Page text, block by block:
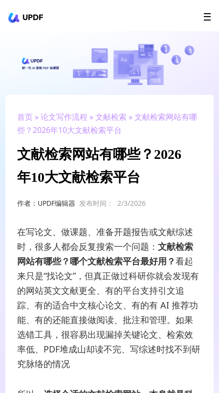
UPDF
AI Agents
政企采购
升级会员
首页 »论文写作流程 »文献检索 » 文献检索网站有哪
些？2026年10大文献检索平台
文献检索网站有哪些？2026
年10大文献检索平台
作者：UPDF编辑器 发布时间： 2/3/2026
在写论文、做课题、准备开题报告或文献综述
时，很多人都会反复搜索一个问题：文献检索
网站有哪些？哪个文献检索平台最好用？看起
来只是“找论文”，但真正做过科研你就会发现有
的网站英文文献更全、有的平台支持引文追
踪、有的适合中文核心论文、有的有 AI 推荐功
能、有的还能直接做阅读、批注和管理。如果
选错工具，很容易出现漏掉关键论文、检索效
率低、PDF堆成山却读不完、写综述时找不到研
究脉络的情况